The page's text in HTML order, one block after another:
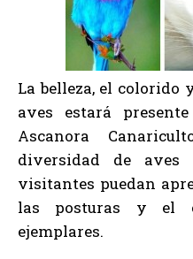
La belleza, el colorido
aves estará
Ascanora
diversidad de aves
visitantes puedan
las posturas y el
ejemplares.